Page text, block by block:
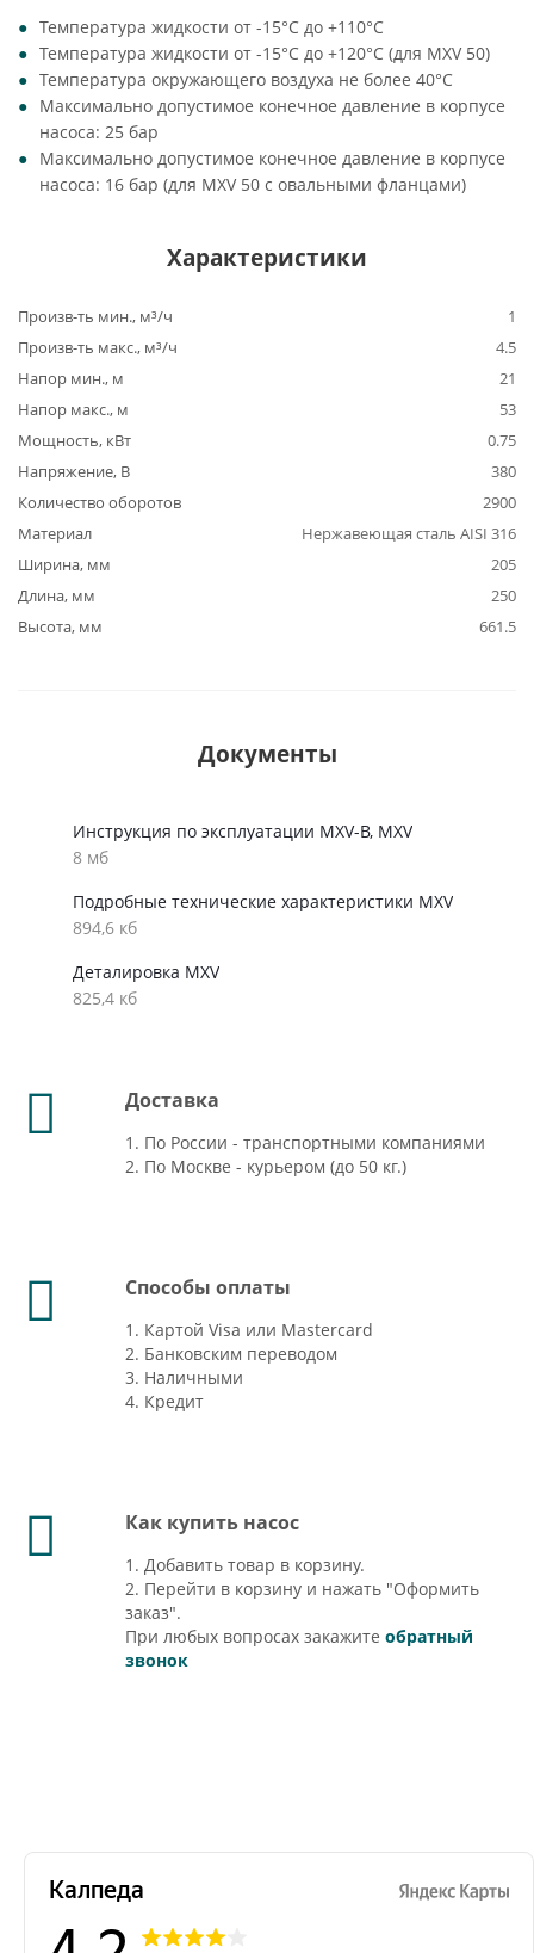
Температура жидкости от -15°C до +110°C
Температура жидкости от -15°C до +120°C (для MXV 50)
Температура окружающего воздуха не более 40°C
Максимально допустимое конечное давление в корпусе
насоса: 25 бар
Максимально допустимое конечное давление в корпусе
насоса: 16 бар (для MXV 50 с овальными фланцами)
Характеристики
Произв-ть мин., м³/ч
1
Произв-ть макс., м³/ч
4.5
Напор мин., м
21
Напор макс., м
53
Мощность, кВт
0.75
Напряжение, В
380
Количество оборотов
2900
Материал
Нержавеющая сталь AISI 316
Ширина, мм
205
Длина, мм
250
Высота, мм
661.5
Документы
Инструкция по эксплуатации MXV-B, MXV
8 мб
Подробные технические характеристики MXV
894,6 кб
Деталировка MXV
825,4 кб
Доставка
1. По России - транспортными компаниями
2. По Москве - курьером (до 50 кг.)
Способы оплаты
1. Картой Visa или Mastercard
2. Банковским переводом
3. Наличными
4. Кредит
Как купить насос
1. Добавить товар в корзину.
2. Перейти в корзину и нажать "Оформить
заказ".
При любых вопросах закажите обратный
звонок